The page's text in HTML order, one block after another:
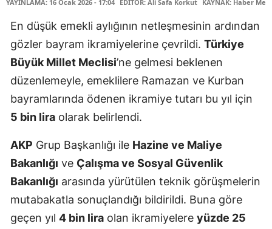
YAYINLAMA: 16 Ocak 2026 - 17:04 EDİTÖR: Ali Safa Korkut KAYNAK: Haber
En düşük emekli aylığının netleşmesinin ardından
gözler bayram ikramiyelerine çevrildi. Türkiye
Büyük Millet Meclisi’ne gelmesi beklenen
düzenlemeyle, emeklilere Ramazan ve Kurban
bayramlarında ödenen ikramiye tutarı bu yıl için
5 bin lira olarak belirlendi.
AKP Grup Başkanlığı ile Hazine ve Maliye
Bakanlığı ve Çalışma ve Sosyal Güvenlik
Bakanlığı arasında yürütülen teknik görüşmelerin
mutabakatla sonuçlandığı bildirildi. Buna göre
geçen yıl 4 bin lira olan ikramiyelere yüzde 25